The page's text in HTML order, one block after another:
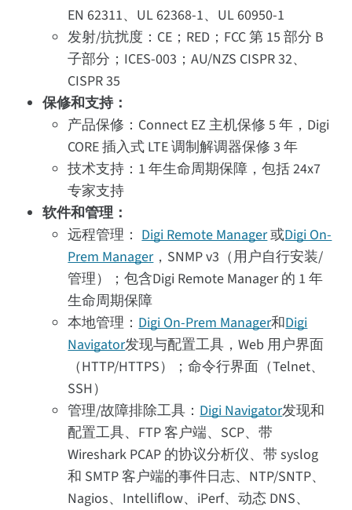
EN 62311、UL 62368-1、UL 60950-1
发射/抗扰度：CE；RED；FCC 第 15 部分 B
子部分；ICES-003；AU/NZS CISPR 32、
CISPR 35
保修和支持：
产品保修：Connect EZ 主机保修 5 年，Digi
CORE 插入式 LTE 调制解调器保修 3 年
技术支持：1 年生命周期保障，包括 24x7
专家支持
软件和管理：
远程管理：Digi Remote Manager或Digi On-
Prem Manager，SNMP v3（用户自行安装/
管理）；包含Digi Remote Manager 的 1 年
生命周期保障
本地管理：Digi On-Prem Manager和Digi
Navigator发现与配置工具，Web 用户界面
（HTTP/HTTPS）；命令行界面（Telnet、
SSH）
管理/故障排除工具：Digi Navigator发现和
配置工具、FTP 客户端、SCP、带
Wireshark PCAP 的协议分析仪、带 syslog
和 SMTP 客户端的事件日志、NTP/SNTP、
Nagios、Intelliflow、iPerf、动态 DNS、